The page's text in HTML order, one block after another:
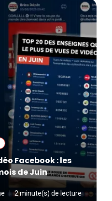
Facebook : les
de Juin
2 minute(s) de lecture